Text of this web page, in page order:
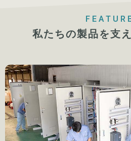
私たちの製品を支